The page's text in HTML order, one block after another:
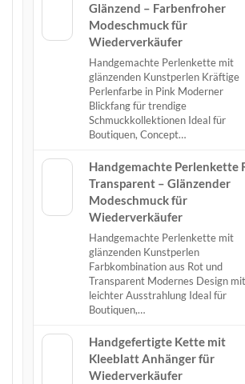
Glänzend – Farbenfroher
Modeschmuck für
Wiederverkäufer
Handgemachte Perlenkette mit
glänzenden Kunstperlen Kräftige
Perlenfarbe in Pink Moderner
Blickfang für trendige
Schmuckkollektionen Ideal für
Boutiquen, Concept…
Handgemachte Perlenkette
Transparent – Glänzender
Modeschmuck für
Wiederverkäufer
Handgemachte Perlenkette mit
glänzenden Kunstperlen
Farbkombination aus Rot und
Transparent Modernes Design mit
leichter Ausstrahlung Ideal für
Boutiquen,…
Handgefertigte Kette mit
Kleeblatt Anhänger für
Wiederverkäufer